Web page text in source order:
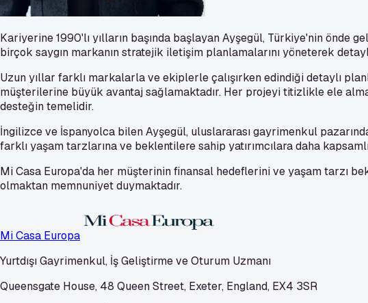
Kariyerine 1990'lı yılların başında başlayan Ayşegül, Türkiye'nin önde
birçok saygın markanın stratejik iletişim planlamalarını yöneterek
Uzun yıllar farklı markalarla ve ekiplerle çalışırken edindiği detaylı
müşterilerine büyük avantaj sağlamaktadır. Her projeyi titizlikle ele alma
desteğin temelidir.
İngilizce ve İspanyolca bilen Ayşegül, uluslararası gayrimenkul
farklı yaşam tarzlarına ve beklentilere sahip yatırımcılara daha
Mi Casa Europa'da her müşterinin finansal hedeflerini ve yaşam tarzı
olmaktan memnuniyet duymaktadır.
Mi Casa Europa
Yurtdışı Gayrimenkul, İş Geliştirme ve Oturum Uzmanı
Queensgate House, 48 Queen Street, Exeter, England, EX4 3SR